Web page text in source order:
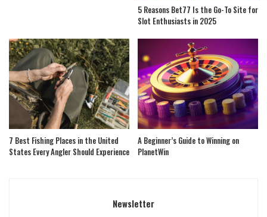
5 Reasons Bet77 Is the Go-To Site for
Slot Enthusiasts in 2025
7 Best Fishing Places in the United
States Every Angler Should Experience
A Beginner’s Guide to Winning on
PlanetWin
Newsletter